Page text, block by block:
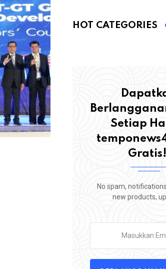
Tuntut Perbaikan
Warga Rokan Hulu
HOT CATEGORIES
Setiap
No spam,
new products,